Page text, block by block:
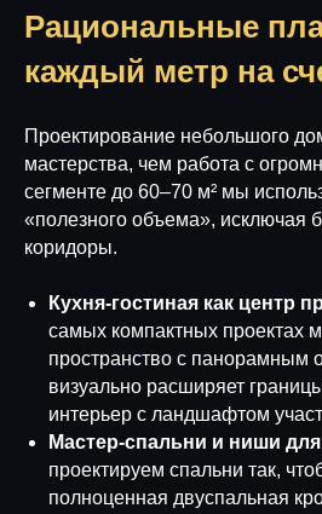
Рациональные
каждый метр на
Проектирование небольшого
мастерства, чем работа с
сегменте до 60–70 м² мы
«полезного объема», исключая
коридоры.
Кухня-гостиная как центр
самых компактных проектах
пространство с панорамным
визуально расширяет
интерьер с ландшафтом
Мастер-спальни и ниши
проектируем спальни так,
полноценная двуспальная